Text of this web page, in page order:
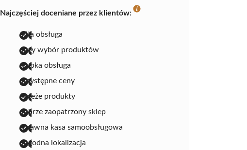
Najczęściej doceniane przez klientów:
miła obsługa
duży wybór produktów
szybka obsługa
przystępne ceny
świeże produkty
dobrze zaopatrzony sklep
sprawna kasa samoobsługowa
dogodna lokalizacja